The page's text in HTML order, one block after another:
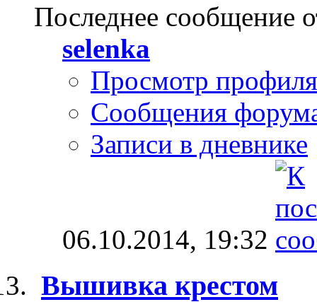
Последнее сообщение
selenka
Просмотр профиля
Сообщения
Записи в дневнике
06.10.2014, 19:32
Вышивка крестом